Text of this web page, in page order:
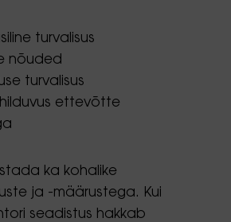
turvalisus
nõuded
turvalisus
ettevõtte
ka kohalike
ja -määrustega. Kui
seadistus hakkab